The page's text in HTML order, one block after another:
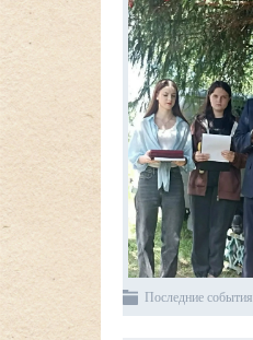
Последние события